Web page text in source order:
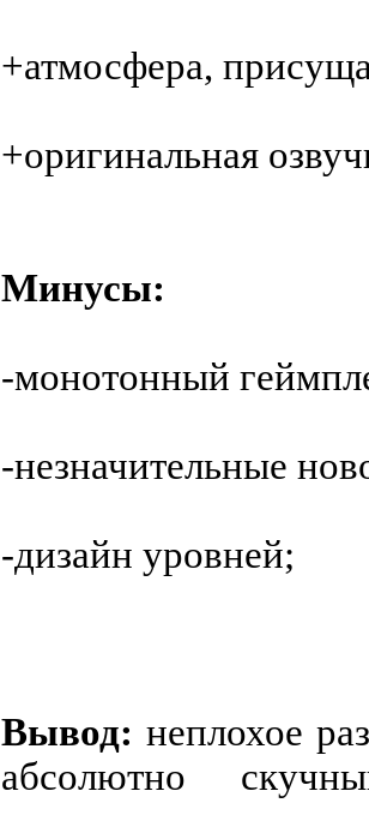
+атмосфера,
+оригинальная
Минусы:
-монотонный
-незначительные
-дизайн уровней;
Вывод: неплохое
абсолютно